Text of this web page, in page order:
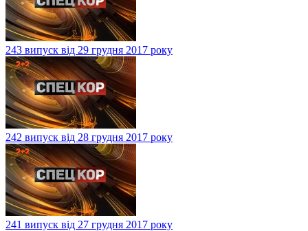
243 випуск від 29 грудня 2017 року
242 випуск від 28 грудня 2017 року
241 випуск від 27 грудня 2017 року